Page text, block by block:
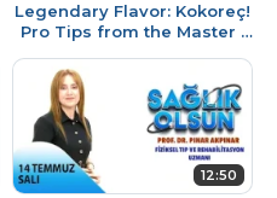
Legendary Flavor: Kokoreç!
Pro Tips from the Master |
12:50